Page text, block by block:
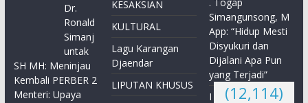
Dr.
Ronald
Simanj
untak
SH MH: Meninjau
Kembali PERBER 2
Menteri: Upaya
KESAKSIAN
KULTURAL
Lagu Karangan
Djaendar
LIPUTAN KHUSUS
Simangunsong, M
App: “Hidup Mesti
Disyukuri dan
Dijalani Apa Pun
yang Terjadi”
(12,114)
I